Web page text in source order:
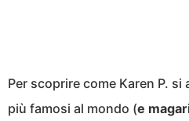
Per scoprire come Karen P.
più famosi al mondo (e